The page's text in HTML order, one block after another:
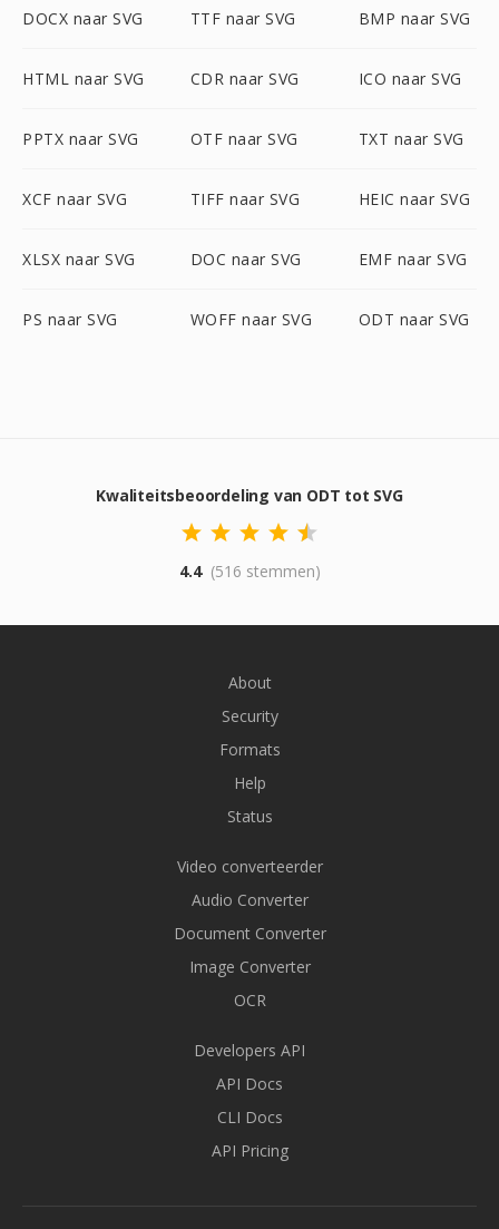
DOCX naar SVG TTF naar SVG BMP naar SVG
HTML naar SVG CDR naar SVG ICO naar SVG
PPTX naar SVG OTF naar SVG TXT naar SVG
XCF naar SVG TIFF naar SVG HEIC naar SVG
XLSX naar SVG DOC naar SVG EMF naar SVG
PS naar SVG WOFF naar SVG ODT naar SVG
Kwaliteitsbeoordeling van ODT tot SVG
4.4 (516 stemmen)
About
Security
Formats
Help
Status
Video converteerder
Audio Converter
Document Converter
Image Converter
OCR
Developers API
API Docs
CLI Docs
API Pricing